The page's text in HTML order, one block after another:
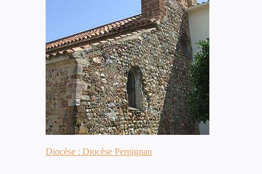
Diocèse : Diocèse Perpignan